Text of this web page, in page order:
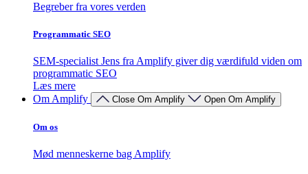
Begreber fra vores verden
Programmatic SEO
SEM-specialist Jens fra Amplify giver dig værdifuld viden om
programmatic SEO
Læs mere
Om Amplify
Close Om Amplify Open Om Amplify
Om os
Mød menneskerne bag Amplify